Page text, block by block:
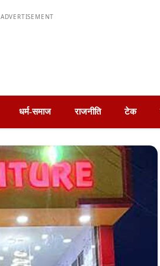
ADVERTISEMENT
धर्म-समाज राजनीति टेक